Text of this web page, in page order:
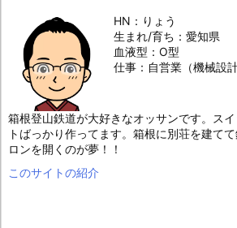
HN：りょう
生まれ/育ち：愛知県
血液型：O型
仕事：自営業（機械設計
箱根登山鉄道が大好きなオッサンです。ス
トばっかり作ってます。箱根に別荘を建て
ロンを開くのが夢！！
このサイトの紹介